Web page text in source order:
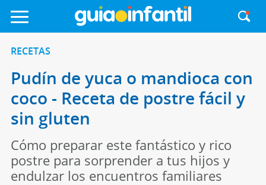
RECETAS
Pudín de yuca o mandioca con
coco - Receta de postre fácil y
sin gluten
Cómo preparar este fantástico y rico
postre para sorprender a tus hijos y
endulzar los encuentros familiares